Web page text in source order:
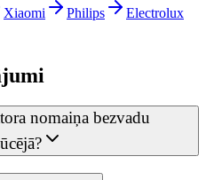
Xiaomi Philips
Electrolux
nomaiņa bezvadu